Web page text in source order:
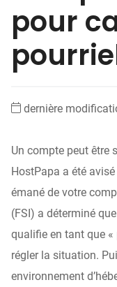
pour
dernière
Un compte peut être
HostPapa a été
émané de votre
(FSI) a déterminé
qualifie en tant que «
régler la situation.
environnement